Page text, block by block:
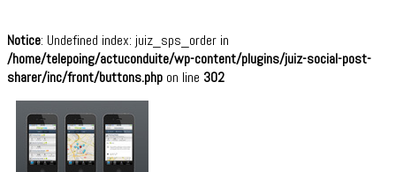
Notice: Undefined index: juiz_sps_order in
/home/telepoing/actuconduite/wp-content/plugins/juiz-social-post-
sharer/inc/front/buttons.php on line 302